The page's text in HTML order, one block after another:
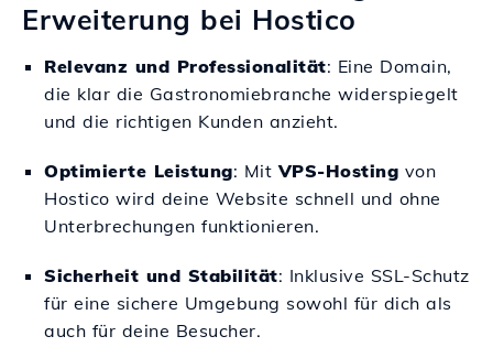
Erweiterung bei Hostico
Relevanz und Professionalität: Eine Domain,
die klar die Gastronomiebranche widerspiegelt
und die richtigen Kunden anzieht.
Optimierte Leistung: MitVPS-Hosting von
Hostico wird deine Website schnell und ohne
Unterbrechungen funktionieren.
Sicherheit und Stabilität: Inklusive SSL-Schutz
für eine sichere Umgebung sowohl für dich als
auch für deine Besucher.